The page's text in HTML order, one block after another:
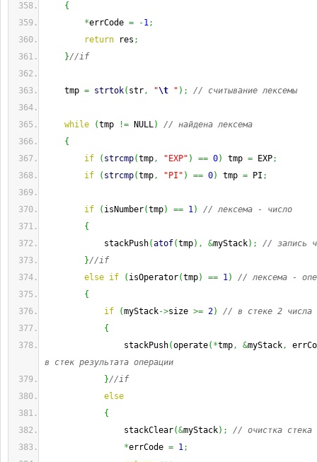
{
*errCode = -1;
return res ;
}//if
tmp = strtok( str, "\t " ) ; // считывание лексемы
while (tmp != NULL)
// найдена лексема
{
if
( strcmp(tmp, "EXP" ) == 0) tmp = EXP;
if
( strcmp(tmp, "PI" ) == 0) tmp = PI ;
if ( isNumber(tmp) == 1)
// лексема - число
{
stackPush(atof(tmp) , &myStack) ;
// запись
}//if
else if ( isOperator(tmp) == 1)
// лексема -
{
if
(myStack->size >= 2)
// в стеке 2 числа
{
stackPush(operate( *tmp, &myStack,
в стек результата операции
}//if
else
{
stackClear(&myStack) ;
// очистка стека
*errCode = 1;